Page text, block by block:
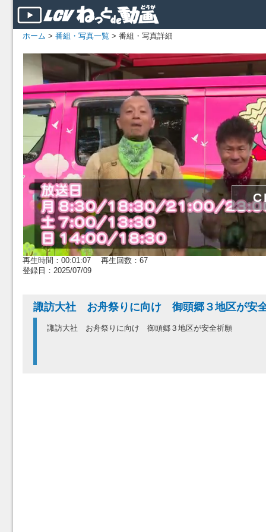
ホーム > 番組・写真一覧 > 番組・写真詳細
再生時間：00:01:07 再生回数：67
登録日：2025/07/09
諏訪大社 お舟祭りに向け 御頭郷３地区が
諏訪大社 お舟祭りに向け 御頭郷３地区が安全祈願